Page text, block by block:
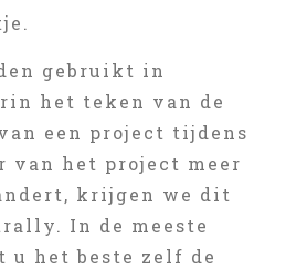
gebruikt in
het teken van de
een project tijdens
van het project meer
krijgen we dit
In de meeste
u het beste zelf de